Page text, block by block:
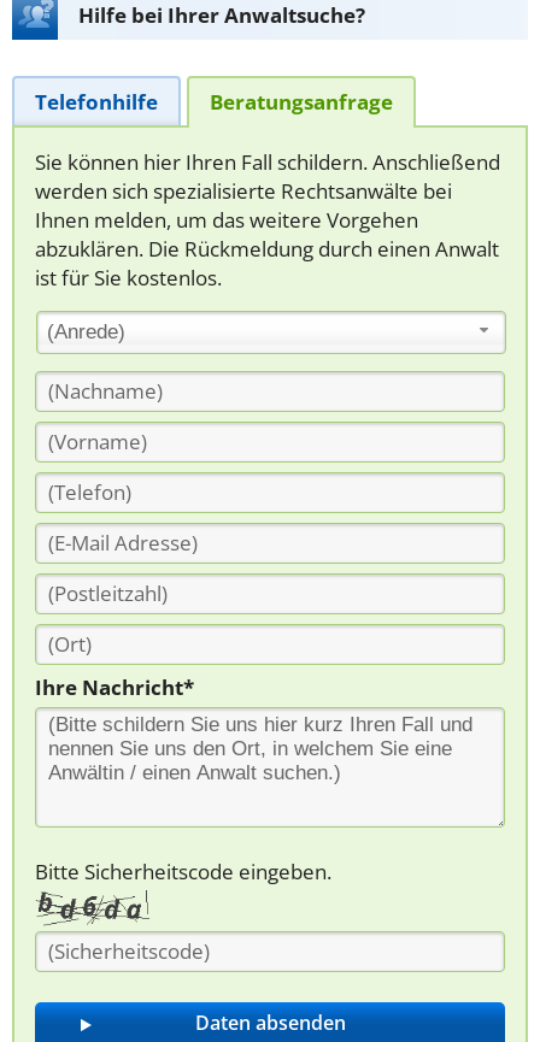
Hilfe bei Ihrer Anwaltsuche?
Telefonhilfe Beratungsanfrage
Sie können hier Ihren Fall schildern. Anschließend
werden sich spezialisierte Rechtsanwälte bei
Ihnen melden, um das weitere Vorgehen
abzuklären. Die Rückmeldung durch einen Anwalt
ist für Sie kostenlos.
(Anrede)
Ihre Nachricht*
Bitte Sicherheitscode eingeben.